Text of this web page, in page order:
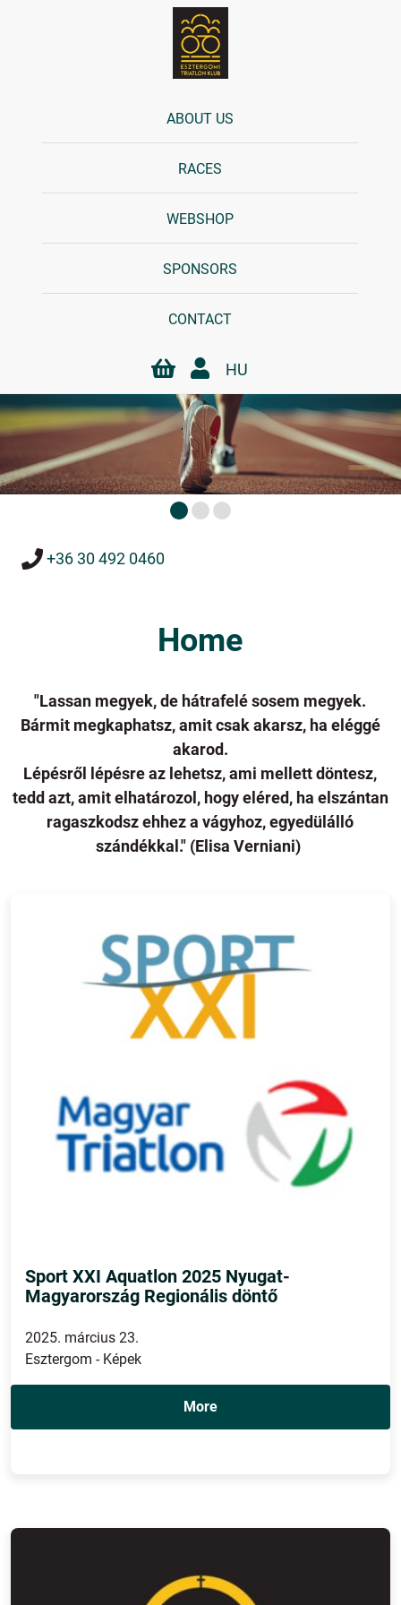
ABOUT US
RACES
WEBSHOP
SPONSORS
CONTACT
HU
+36 30 492 0460
Home
"Lassan megyek, de hátrafelé sosem megyek.
Bármit megkaphatsz, amit csak akarsz, ha eléggé
akarod.
Lépésről lépésre az lehetsz, ami mellett döntesz,
tedd azt, amit elhatározol, hogy eléred, ha elszántan
ragaszkodsz ehhez a vágyhoz, egyedülálló
szándékkal." (Elisa Verniani)
Sport XXI Aquatlon 2025 Nyugat-
Magyarország Regionális döntő
2025. március 23.
Esztergom - Képek
More